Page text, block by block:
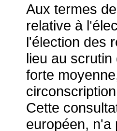
Aux termes
relative à
l'élection des
lieu au
forte
Cette
européen, n'a